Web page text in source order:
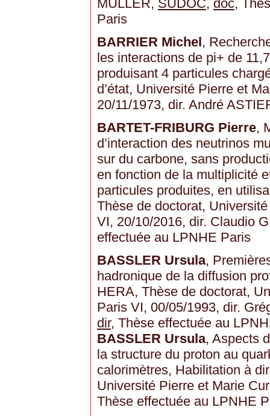
MULLER, SUDOC, doc,
Paris
BARRIER Michel,
les interactions de pi+ de
produisant 4 particules
d’état, Université Pierre et
20/11/1973, dir. André
BARTET-FRIBURG Pierre,
d’interaction des neutrinos
sur du carbone, sans
en fonction de la multiplicité
particules produites, en
Thèse de doctorat,
VI, 20/10/2016, dir. Claudio
effectuée au LPNHE Paris
BASSLER Ursula,
hadronique de la diffusion
HERA, Thèse de doctorat,
Paris VI, 00/05/1993, dir.
dir, Thèse effectuée au
BASSLER Ursula, Aspects
la structure du proton au
calorimètres, Habilitation à
Université Pierre et Marie
Thèse effectuée au LPNHE